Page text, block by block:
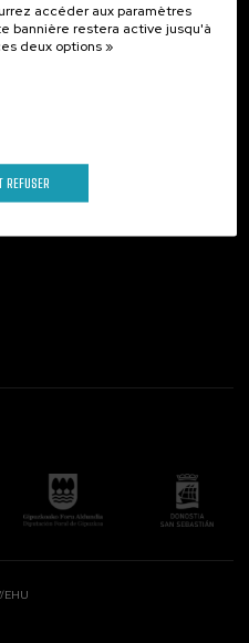
EHU
accéder aux paramètres
bannière restera active jusqu'à
deux options »
REFUSER